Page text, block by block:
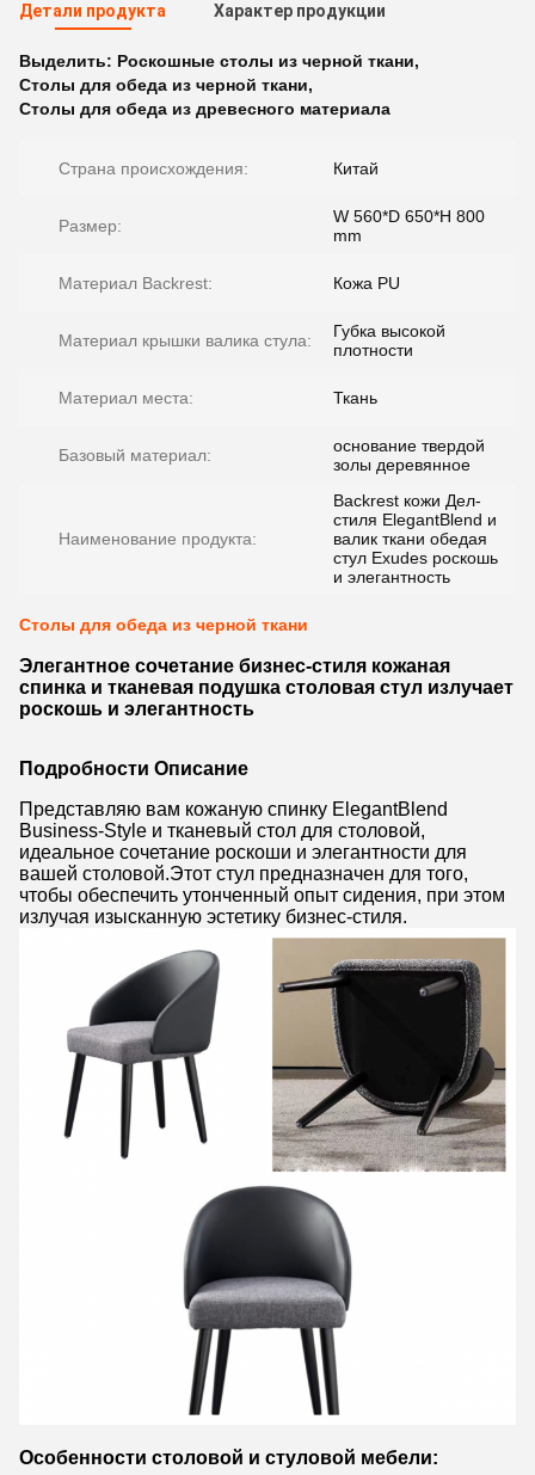
Детали продукта Характер продукции
Выделить: Роскошные столы из черной ткани,
Столы для обеда из черной ткани,
Столы для обеда из древесного материала
Страна происхождения: Китай
Размер:
W 560*D 650*H 800
mm
Материал Backrest: Кожа PU
Материал крышки валика стула:
Губка высокой
плотности
Материал места: Ткань
Базовый материал:
основание твердой
золы деревянное
Наименование продукта:
Backrest кожи Дел-
стиля ElegantBlend и
валик ткани обедая
стул Exudes роскошь
и элегантность
Столы для обеда из черной ткани
Элегантное сочетание бизнес-стиля кожаная
спинка и тканевая подушка столовая стул излучает
роскошь и элегантность
Подробности Описание
Представляю вам кожаную спинку ElegantBlend
Business-Style и тканевый стол для столовой,
идеальное сочетание роскоши и элегантности для
вашей столовой.Этот стул предназначен для того,
чтобы обеспечить утонченный опыт сидения, при этом
излучая изысканную эстетику бизнес-стиля.
Особенности столовой и стуловой мебели: